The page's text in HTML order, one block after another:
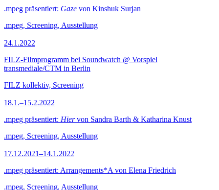
.mpeg präsentiert: Gaze von Kinshuk Surjan
.mpeg, Screening, Ausstellung
24.1.2022
FILZ-Filmprogramm bei Soundwatch @ Vorspiel
transmediale/CTM in Berlin
FILZ kollektiv, Screening
18.1.–15.2.2022
.mpeg präsentiert: Hiervon Sandra Barth & Katharina Knust
.mpeg, Screening, Ausstellung
17.12.2021–14.1.2022
.mpeg präsentiert: Arrangements*A von Elena Friedrich
.mpeg, Screening, Ausstellung